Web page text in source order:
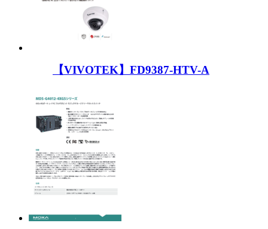
【VIVOTEK】FD9387-HTV-A